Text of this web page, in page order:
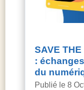
SAVE
:
du
8